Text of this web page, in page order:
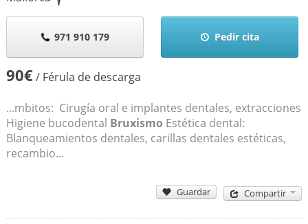
971 910 179 Pedir cita
90€/ Férula de descarga
...mbitos: Cirugía oral e implantes dentales, extracciones
Higiene bucodental Bruxismo Estética dental:
Blanqueamientos dentales, carillas dentales estéticas,
recambio...
Guardar Compartir